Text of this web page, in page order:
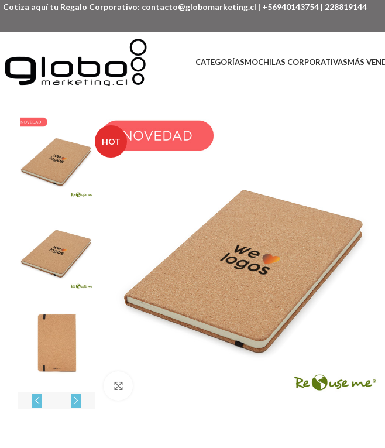
Cotiza aquí tu Regalo Corporativo: contacto@globomarketing.cl | +56940143754 | 228819144
CATEGORÍASMOCHILAS CORPORATIVASMÁS
HOT